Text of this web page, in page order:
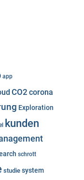
app
CO2 corona
Exploration
kunden
schrott
studie system